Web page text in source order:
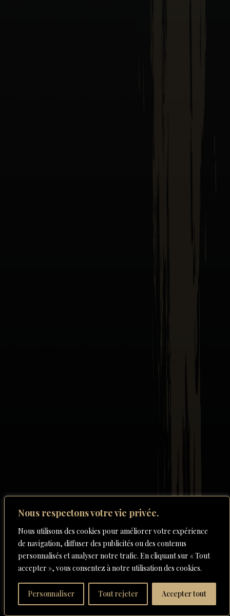
Nous respectons votre vie privée.
Nous utilisons des cookies pour améliorer votre expérience
de navigation, diffuser des publicités ou des contenus
personnalisés et analyser notre trafic. En cliquant sur « Tout
accepter », vous consentez à notre utilisation des cookies.
Personnaliser Tout rejeter Accepter tout